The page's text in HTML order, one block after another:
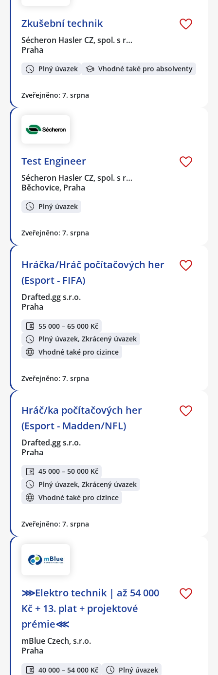
Zkušební technik
Sécheron Hasler CZ, spol. s r…
Praha
Plný úvazek Vhodné také pro absolventy
Zveřejněno: 7. srpna
Test Engineer
Sécheron Hasler CZ, spol. s r…
Běchovice, Praha
Plný úvazek
Zveřejněno: 7. srpna
Hráčka/Hráč počítačových her
(Esport - FIFA)
Drafted.gg s.r.o.
Praha
55 000 – 65 000 Kč
Plný úvazek, Zkrácený úvazek
Vhodné také pro cizince
Zveřejněno: 7. srpna
Hráč/ka počítačových her
(Esport - Madden/NFL)
Drafted.gg s.r.o.
Praha
45 000 – 50 000 Kč
Plný úvazek, Zkrácený úvazek
Vhodné také pro cizince
Zveřejněno: 7. srpna
⋙Elektro technik | až 54 000
Kč + 13. plat + projektové
prémie⋘
mBlue Czech, s.r.o.
Praha
40 000 – 54 000 Kč
Plný úvazek